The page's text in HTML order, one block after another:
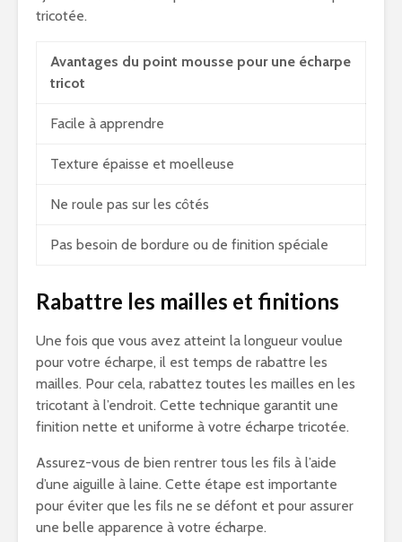
tricotée.
Avantages du point mousse pour une écharpe
tricot
Facile à apprendre
Texture épaisse et moelleuse
Ne roule pas sur les côtés
Pas besoin de bordure ou de finition spéciale
Rabattre les mailles et finitions
Une fois que vous avez atteint la longueur voulue
pour votre écharpe, il est temps de rabattre les
mailles. Pour cela, rabattez toutes les mailles en les
tricotant à l’endroit. Cette technique garantit une
finition nette et uniforme à votre écharpe tricotée.
Assurez-vous de bien rentrer tous les fils à l’aide
d’une aiguille à laine. Cette étape est importante
pour éviter que les fils ne se défont et pour assurer
une belle apparence à votre écharpe.